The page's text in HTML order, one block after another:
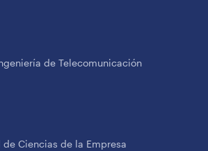
de Telecomunicación
de Ciencias de la Empresa